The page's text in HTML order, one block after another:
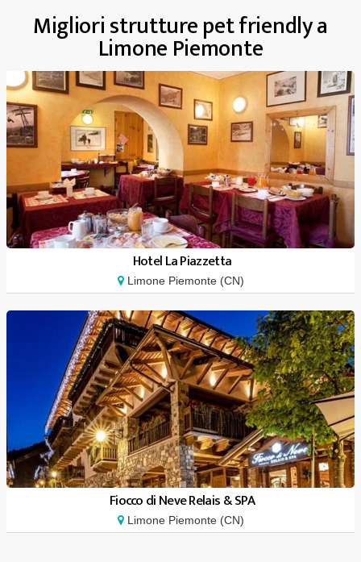
Migliori strutture pet friendly a
Limone Piemonte
Hotel La Piazzetta
Limone Piemonte (CN)
Fiocco di Neve Relais & SPA
Limone Piemonte (CN)